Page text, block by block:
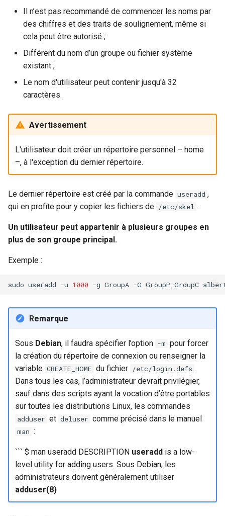
Il n’est pas recommandé de commencer les noms par
des chiffres et des traits de soulignement, même si
cela peut être autorisé ;
Différent du nom d’un groupe ou fichier système
existant ;
Le nom d'utilisateur peut contenir jusqu'à 32
caractères.
Avertissement
L'utilisateur doit créer un répertoire personnel – home
–, à l'exception du dernier répertoire.
Le dernier répertoire est créé par la commande useradd ,
qui en profite pour y copier les fichiers de /etc/skel .
Un utilisateur peut appartenir à plusieurs groupes en
plus de son groupe principal.
Exemple :
sudo useradd -u 1000 -g GroupA -G GroupP,GroupC
Remarque
Sous Debian, il faudra spécifier l’option -m pour forcer
la création du répertoire de connexion ou renseigner la
variable CREATE_HOME du fichier /etc/login.defs .
Dans tous les cas, l’administrateur devrait privilégier,
sauf dans des scripts ayant la vocation d’être portables
sur toutes les distributions Linux, les commandes
adduser et deluser comme précisé dans le manuel
man :
``` $ man useradd DESCRIPTION useraddis a low-
level utility for adding users. Sous Debian, les
administrateurs doivent généralement utiliser
adduser(8)